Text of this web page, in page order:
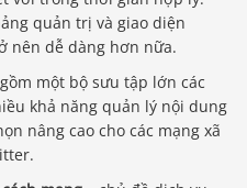
quản trị và giao diện
nên dễ dàng hơn nữa.
một bộ sưu tập lớn các
khả năng quản lý nội dung
nâng cao cho các mạng xã